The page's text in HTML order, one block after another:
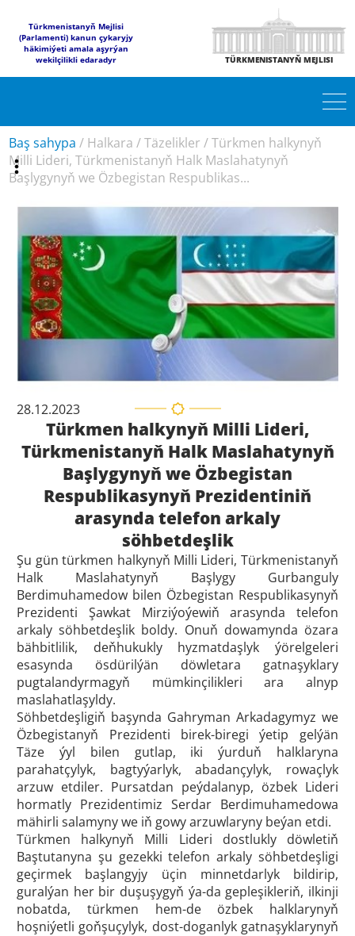
Türkmenistanyň Mejlisi
(Parlamenti) kanun çykaryjy
häkimiýeti amala aşyrýan
wekilçilikli edaradyr
TÜRKMENISTANYŇ MEJLISI
Baş sahypa / Halkara /Täzelikler /Türkmen halkynyň
Milli Lideri, Türkmenistanyň Halk Maslahatynyň
Başlygynyň we Özbegistan Respublikas...
28.12.2023
Türkmen halkynyň Milli Lideri,
Türkmenistanyň Halk Maslahatynyň
Başlygynyň we Özbegistan
Respublikasynyň Prezidentiniň
arasynda telefon arkaly
söhbetdeşlik
Şu gün türkmen halkynyň Milli Lideri, Türkmenistanyň
Halk Maslahatynyň Başlygy Gurbanguly
Berdimuhamedow bilen Özbegistan Respublikasynyň
Prezidenti Şawkat Mirziýoýewiň arasynda telefon
arkaly söhbetdeşlik boldy. Onuň dowamynda özara
bähbitlilik, deňhukukly hyzmatdaşlyk ýörelgeleri
esasynda ösdürilýän döwletara gatnaşyklary
pugtalandyrmagyň mümkinçilikleri ara alnyp
maslahatlaşyldy.
Söhbetdeşligiň başynda Gahryman Arkadagymyz we
Özbegistanyň Prezidenti birek-biregi ýetip gelýän
Täze ýyl bilen gutlap, iki ýurduň halklaryna
parahatçylyk, bagtyýarlyk, abadançylyk, rowaçlyk
arzuw etdiler. Pursatdan peýdalanyp, özbek Lideri
hormatly Prezidentimiz Serdar Berdimuhamedowa
mähirli salamyny we iň gowy arzuwlaryny beýan etdi.
Türkmen halkynyň Milli Lideri dostlukly döwletiň
Baştutanyna şu gezekki telefon arkaly söhbetdeşligi
geçirmek başlangyjy üçin minnetdarlyk bildirip,
guralýan her bir duşuşygyň ýa-da gepleşikleriň, ilkinji
nobatda, türkmen hem-de özbek halklarynyň
hoşniýetli goňşuçylyk, dost-doganlyk gatnaşyklarynyň